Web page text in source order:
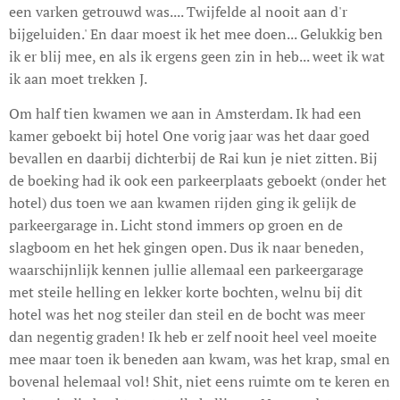
een varken getrouwd was.... Twijfelde al nooit aan d'r
bijgeluiden.' En daar moest ik het mee doen... Gelukkig ben
ik er blij mee, en als ik ergens geen zin in heb... weet ik wat
ik aan moet trekken J.
Om half tien kwamen we aan in Amsterdam. Ik had een
kamer geboekt bij hotel One vorig jaar was het daar goed
bevallen en daarbij dichterbij de Rai kun je niet zitten. Bij
de boeking had ik ook een parkeerplaats geboekt (onder het
hotel) dus toen we aan kwamen rijden ging ik gelijk de
parkeergarage in. Licht stond immers op groen en de
slagboom en het hek gingen open. Dus ik naar beneden,
waarschijnlijk kennen jullie allemaal een parkeergarage
met steile helling en lekker korte bochten, welnu bij dit
hotel was het nog steiler dan steil en de bocht was meer
dan negentig graden! Ik heb er zelf nooit heel veel moeite
mee maar toen ik beneden aan kwam, was het krap, smal en
bovenal helemaal vol! Shit, niet eens ruimte om te keren en